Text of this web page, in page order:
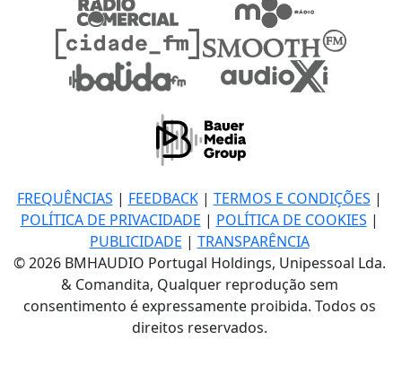
FREQUÊNCIAS | FEEDBACK| TERMOS E CONDIÇÕES |
POLÍTICA DE PRIVACIDADE | POLÍTICA DE COOKIES |
PUBLICIDADE | TRANSPARÊNCIA
© 2026 BMHAUDIO Portugal Holdings, Unipessoal Lda.
& Comandita, Qualquer reprodução sem
consentimento é expressamente proibida. Todos os
direitos reservados.